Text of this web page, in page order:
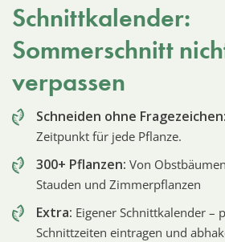
Schnittkalender:
Sommerschnitt
verpassen
Schneiden ohne Fragezeichen:
Zeitpunkt für jede Pflanze.
300+ Pflanzen: Von
Stauden und Zimmerpflanzen
Extra: Eigener Schnittkalender –
Schnittzeiten eintragen und